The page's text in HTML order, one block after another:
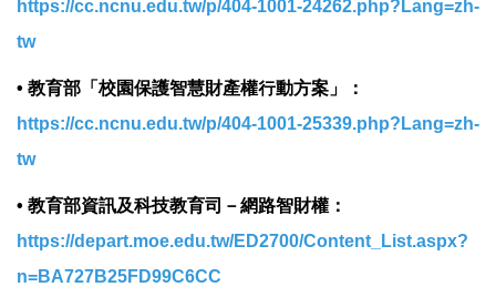
https://cc.ncnu.edu.tw/p/404-1001-24262.php?Lang=zh-
tw
• 教育部「校園保護智慧財產權行動方案」：
https://cc.ncnu.edu.tw/p/404-1001-25339.php?Lang=zh-
tw
• 教育部資訊及科技教育司－網路智財權：
https://depart.moe.edu.tw/ED2700/Content_List.aspx?
n=BA727B25FD99C6CC